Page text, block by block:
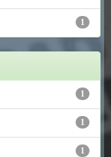
1
1
1
1